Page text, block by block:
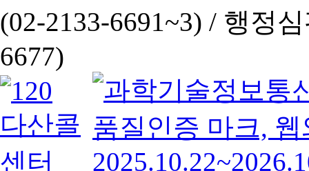
(02-2133-6691~3) / 행정심
6677)